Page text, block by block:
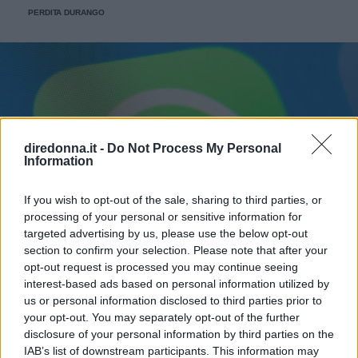
diredonna.it - Do Not Process My Personal
Information
If you wish to opt-out of the sale, sharing to third parties, or
processing of your personal or sensitive information for
targeted advertising by us, please use the below opt-out
section to confirm your selection. Please note that after your
opt-out request is processed you may continue seeing
interest-based ads based on personal information utilized by
us or personal information disclosed to third parties prior to
your opt-out. You may separately opt-out of the further
disclosure of your personal information by third parties on the
IAB’s list of downstream participants. This information may
PERDITA DURANGO